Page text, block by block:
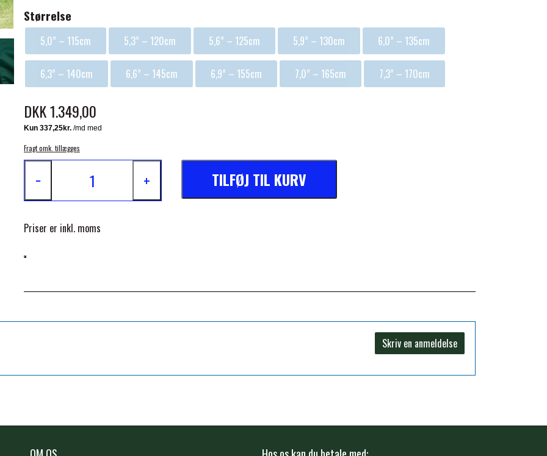
Størrelse
5,0” – 115cm 5,3” – 120cm 5,6” – 125cm 5,9” – 130cm 6,0” – 135cm
6,3” – 140cm 6,6” – 145cm 6,9” – 155cm 7,0” – 165cm 7,3” – 170cm
DKK 1.349,00
Fragt omk. tillægges
− + TILFØJ TIL KURV
Priser er inkl. moms
Skriv en anmeldelse